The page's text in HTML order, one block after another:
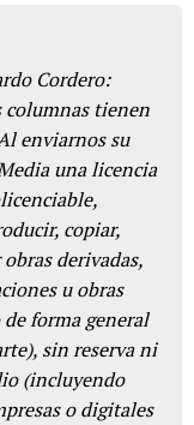
Cordero:
columnas tienen
enviarnos su
una licencia
copiar,
derivadas,
u obras
forma general
sin reserva ni
(incluyendo
o digitales